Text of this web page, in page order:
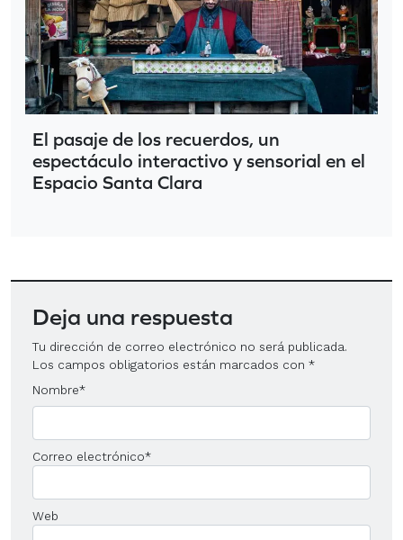
El pasaje de los recuerdos, un
espectáculo interactivo y sensorial en el
Espacio Santa Clara
Deja una respuesta
Tu dirección de correo electrónico no será publicada.
Los campos obligatorios están marcados con *
Nombre*
Correo electrónico*
Web